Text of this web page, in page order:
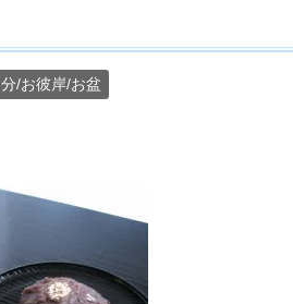
/お彼岸/お盆